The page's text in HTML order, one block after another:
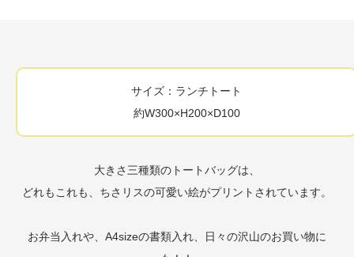
サイズ：ランチトート
約W300×H200×D100
大きさ三種類のトートバッグは、
どれもこれも、ちさリスの可愛い絵がプリントされています。
お弁当入れや、A4sizeの書類入れ、日々の沢山のお買い物に